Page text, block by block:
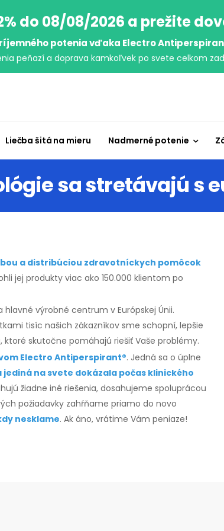
do 08/08/2026 a prežite
potenia vďaka Electro
peňazí a doprava kamkoľvek po svete celkom
Liečba šitá na mieru Nadmerné potenie
sa stretávajú s
a distribúciou zdravotníckych pomôcok
jej produkty viac ako 150.000 klientom po
výrobné centrum v Európskej Únii.
tisíc našich zákazníkov sme schopní, lepšie
skutočne pomáhajú riešiť Vaše problémy.
Electro Antiperspirant®. Jedná sa o úplne
jediná na svete dokázala počas klinického
žiadne iné riešenia, dosahujeme spoluprácou
požiadavky zahŕňame priamo do novo
nesklame. Ak áno, vrátime Vám peniaze!